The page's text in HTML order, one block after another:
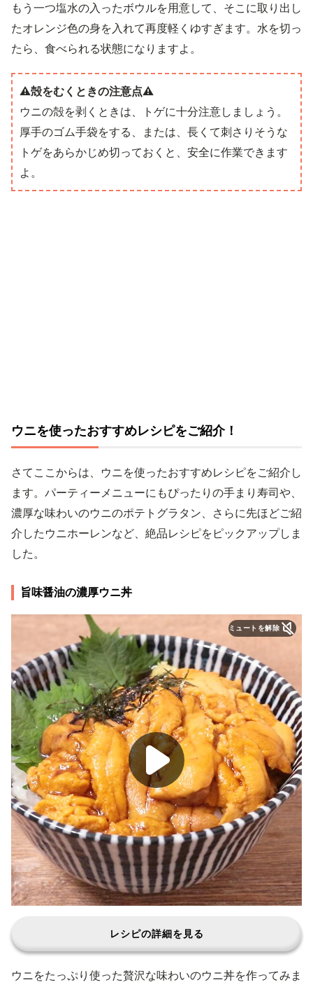
もう一つ塩水の入ったボウルを用意して、そこに取り出し
たオレンジ色の身を入れて再度軽くゆすぎます。水を切っ
たら、食べられる状態になりますよ。
⚠️殻をむくときの注意点⚠️
ウニの殻を剥くときは、トゲに十分注意しましょう。
厚手のゴム手袋をする、または、長くて刺さりそうな
トゲをあらかじめ切っておくと、安全に作業できます
よ。
ウニを使ったおすすめレシピをご紹介！
さてここからは、ウニを使ったおすすめレシピをご紹介し
ます。パーティーメニューにもぴったりの手まり寿司や、
濃厚な味わいのウニのポテトグラタン、さらに先ほどご紹
介したウニホーレンなど、絶品レシピをピックアップしま
した。
旨味醤油の濃厚ウニ丼
ミュートを解除
レシピの詳細を見る
ウニをたっぷり使った贅沢な味わいのウニ丼を作ってみま